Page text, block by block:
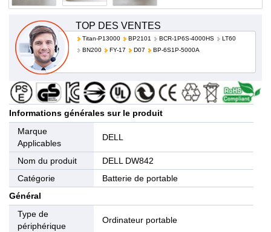
TOP DES VENTES
Titan-P13000 BP2101 BCR-1P6S-4000HS
LT60
BN200
FY-17 D07 BP-6S1P-5000A
Informations générales sur le produit
Marque
Applicables
DELL
Nom du produit
DELL DW842
Catégorie
Batterie de portable
Général
Type de
périphérique
Ordinateur portable